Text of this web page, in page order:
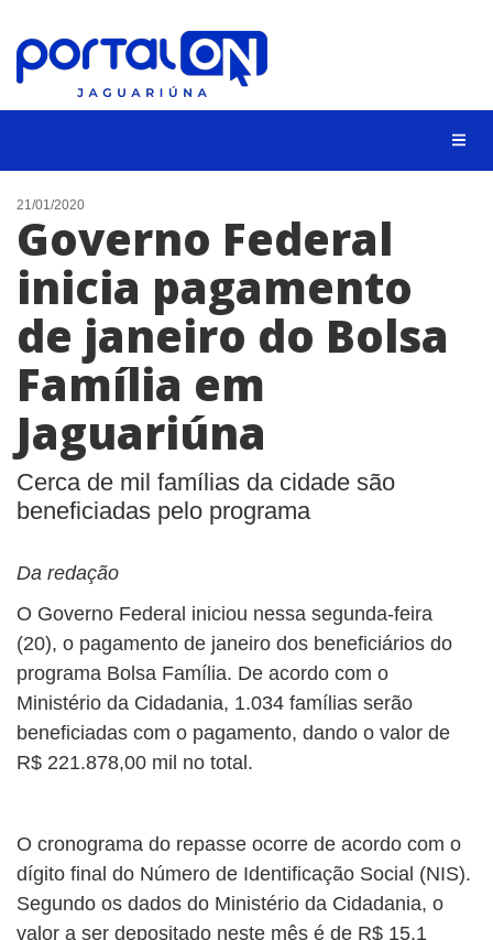
NOTÍCIAS
LISTA DIGITAL
CONTATO
ANUNCIE
21/01/2020
Governo Federal
inicia pagamento
de janeiro do Bolsa
Família em
Jaguariúna
Cerca de mil famílias da cidade são
beneficiadas pelo programa
Da redação
O Governo Federal iniciou nessa segunda-feira
(20), o pagamento de janeiro dos beneficiários do
programa Bolsa Família. De acordo com o
Ministério da Cidadania, 1.034 famílias serão
beneficiadas com o pagamento, dando o valor de
R$ 221.878,00 mil no total.
O cronograma do repasse ocorre de acordo com o
dígito final do Número de Identificação Social (NIS).
Segundo os dados do Ministério da Cidadania, o
valor a ser depositado neste mês é de R$ 15,1